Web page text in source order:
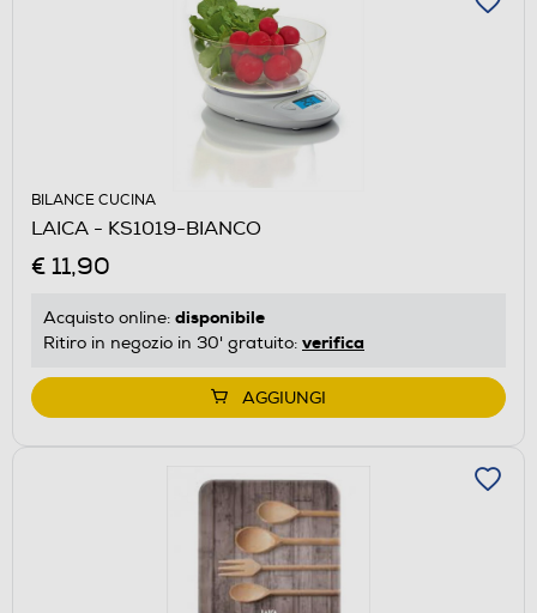
BILANCE CUCINA
LAICA - KS1019-BIANCO
€ 11,90
Acquisto online: disponibile
Ritiro in negozio in 30' gratuito: verifica
AGGIUNGI